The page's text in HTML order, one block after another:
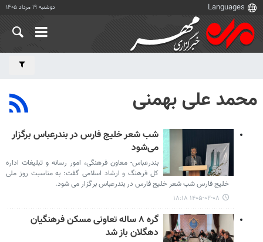
دوشنبه ۱۹ مرداد ۱۴۰۵
محمد علی بهمنی
شب شعر خلیج فارس در بندرعباس برگزار
می‌شود
بندرعباس- معاون فرهنگی، امور رسانه و تبلیغات اداره
کل فرهنگ و ارشاد اسلامی گفت: به مناسبت روز ملی
خلیج فارس شب شعر خلیج فارس در بندرعباس برگزار می شود.
۱۴۰۵-۰۲-۰۸ ۱۸:۱۸
گره ۸‌ ساله تعاونی مسکن فرهنگیان
دهگلان باز شد